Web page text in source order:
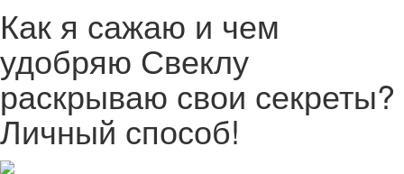
Как я сажаю и чем
удобряю Свеклу
раскрываю свои секреты?
Личный способ!